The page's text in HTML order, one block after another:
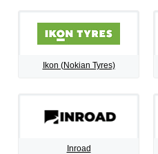
Ikon (Nokian Tyres)
Inroad